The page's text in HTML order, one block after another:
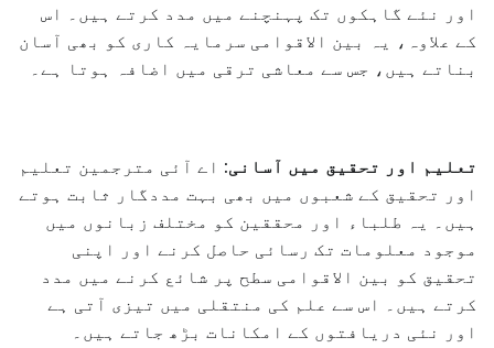
اور نئے گاہکوں تک پہنچنے میں مدد کرتے ہیں۔ اس
کے علاوہ، یہ بین الاقوامی سرمایہ کاری کو بھی آسان
بناتے ہیں، جس سے معاشی ترقی میں اضافہ ہوتا ہے۔
تعلیم اور تحقیق میں آسانی: اے آئی مترجمین تعلیم
اور تحقیق کے شعبوں میں بھی بہت مددگار ثابت ہوتے
ہیں۔ یہ طلباء اور محققین کو مختلف زبانوں میں
موجود معلومات تک رسائی حاصل کرنے اور اپنی
تحقیق کو بین الاقوامی سطح پر شائع کرنے میں مدد
کرتے ہیں۔ اس سے علم کی منتقلی میں تیزی آتی ہے
اور نئی دریافتوں کے امکانات بڑھ جاتے ہیں۔